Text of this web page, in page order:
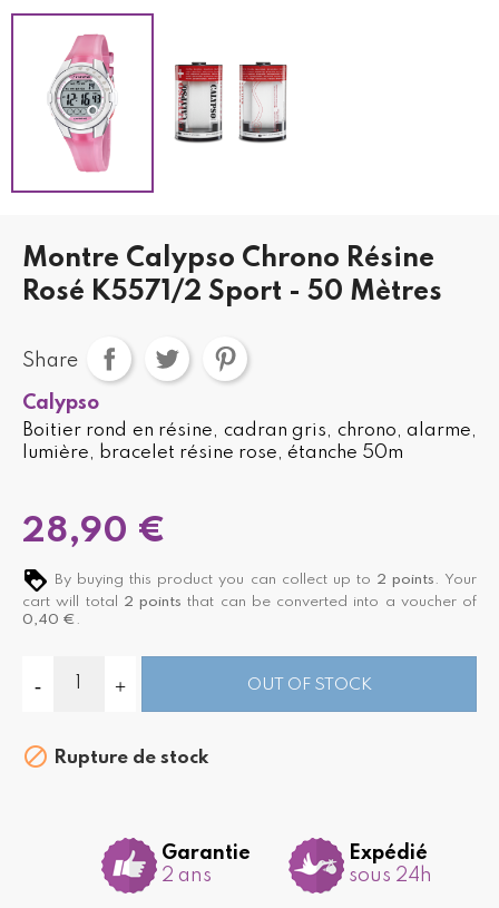
Montre Calypso Chrono Résine
Rosé K5571/2 Sport - 50 Mètres
Share
Calypso
Boitier rond en résine, cadran gris, chrono, alarme,
lumière, bracelet résine rose, étanche 50m
28,90 €
By buying this product you can collect up to 2 points . Your
cart will total 2 points that can be converted into a voucher of
0,40 € .
OUT OF STOCK
 Rupture de stock
Garantie
2 ans
Expédié
sous 24h